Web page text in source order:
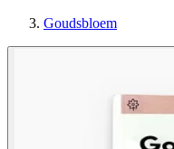
Goudsbloem